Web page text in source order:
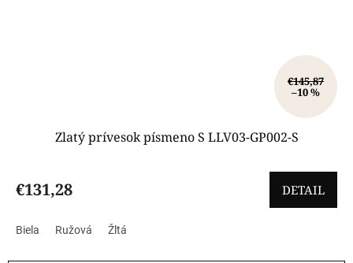
€145,87
–10 %
Zlatý prívesok písmeno S LLV03-GP002-S
€131,28 DETAIL
Biela Ružová Žltá